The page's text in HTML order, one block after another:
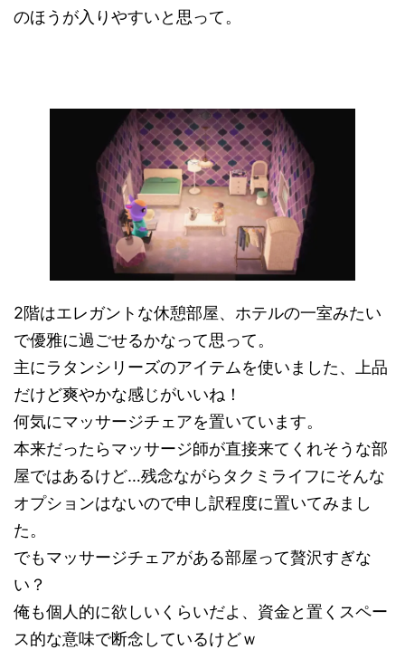
のほうが入りやすいと思って。
2階はエレガントな休憩部屋、ホテルの一室みたい
で優雅に過ごせるかなって思って。
主にラタンシリーズのアイテムを使いました、上品
だけど爽やかな感じがいいね！
何気にマッサージチェアを置いています。
本来だったらマッサージ師が直接来てくれそうな部
屋ではあるけど…残念ながらタクミライフにそんな
オプションはないので申し訳程度に置いてみまし
た。
でもマッサージチェアがある部屋って贅沢すぎな
い？
俺も個人的に欲しいくらいだよ、資金と置くスペー
ス的な意味で断念しているけどｗ